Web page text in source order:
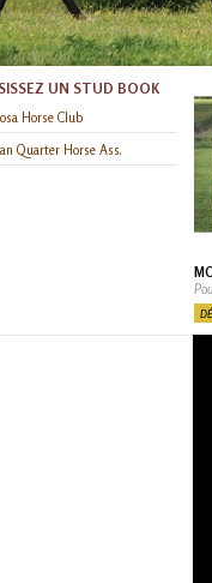
UN STUD BOOK
Horse Club
Quarter Horse Ass.